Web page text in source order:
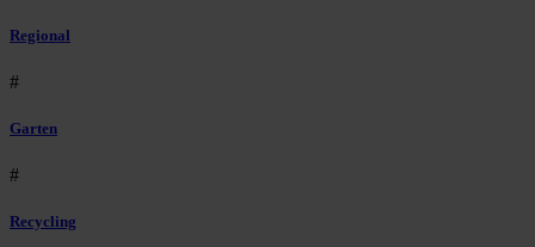
Regional
#
Garten
#
Recycling